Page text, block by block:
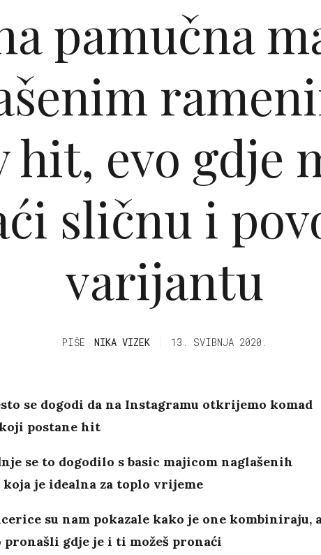
pamučna
hit, evo gdje
sličnu i
varijantu
PIŠE NIKA VIZEK 13. SVIBNJA 2020.
se dogodi da na Instagramu otkrijemo komad
postane hit
se to dogodilo s basic majicom naglašenih
koja je idealna za toplo vrijeme
su nam pokazale kako je one kombiniraju,
pronašli gdje je i ti možeš pronaći